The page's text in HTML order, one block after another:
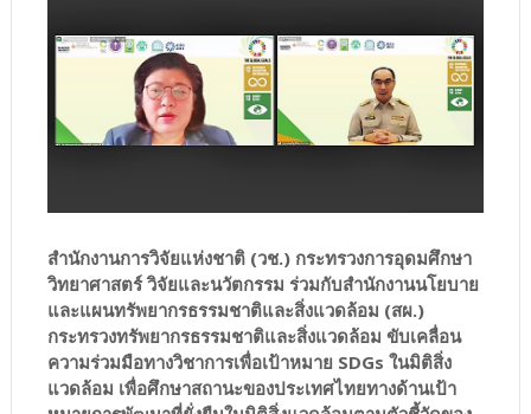
สำนักงานการวิจัยแห่งชาติ (วช.) กระทรวงการอุดมศึกษา
วิทยาศาสตร์ วิจัยและนวัตกรรม ร่วมกับสำนักงานนโยบาย
และแผนทรัพยากรธรรมชาติและสิ่งแวดล้อม (สผ.)
กระทรวงทรัพยากรธรรมชาติและสิ่งแวดล้อม ขับเคลื่อน
ความร่วมมือทางวิชาการเพื่อเป้าหมาย SDGs ในมิติสิ่ง
แวดล้อม เพื่อศึกษาสถานะของประเทศไทยทางด้านเป้า